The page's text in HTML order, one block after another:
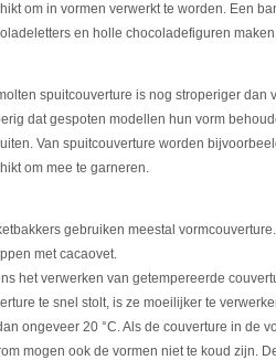
om in vormen verwerkt te worden. Een
en holle chocoladefiguren
spuitcouverture is nog stroperiger dan
dat gespoten modellen hun vorm
Van spuitcouverture worden
om mee te garneren.
gebruiken meestal
met cacaovet.
het verwerken van getempereerde
te snel stolt, is ze moeilijker te
ongeveer 20 °C. Als de couverture in de
mogen ook de vormen niet te koud zijn.